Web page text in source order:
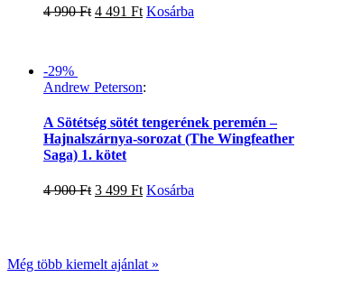
4 990Ft 4 491 Ft Kosárba
-29%
Andrew Peterson:
A Sötétség sötét tengerének peremén –
Hajnalszárnya-sorozat (The Wingfeather
Saga) 1. kötet
4 900Ft 3 499 Ft Kosárba
Még több kiemelt ajánlat »